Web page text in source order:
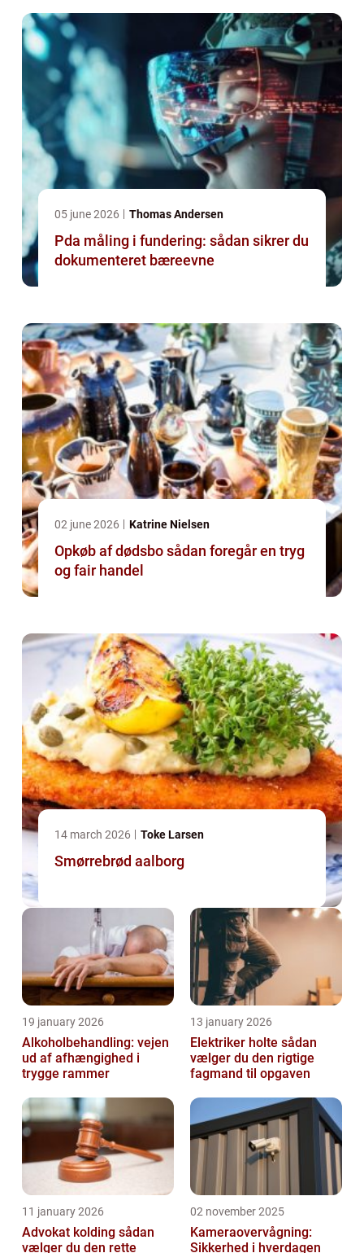
05 june 2026 Thomas Andersen
Pda måling i fundering: sådan sikrer du
dokumenteret bæreevne
02 june 2026 Katrine Nielsen
Opkøb af dødsbo sådan foregår en tryg
og fair handel
14 march 2026 Toke Larsen
Smørrebrød aalborg
19 january 2026
Alkoholbehandling: vejen
ud af afhængighed i
trygge rammer
13 january 2026
Elektriker holte sådan
vælger du den rigtige
fagmand til opgaven
11 january 2026
Advokat kolding sådan
vælger du den rette
02 november 2025
Kameraovervågning:
Sikkerhed i hverdagen